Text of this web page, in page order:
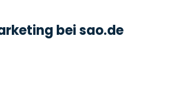
bei sao.de